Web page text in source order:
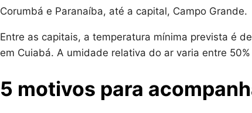
Corumbá e Paranaíba, até a capital, Campo Grande.
Entre as capitais, a temperatura mínima prevista é
em Cuiabá. A umidade relativa do ar varia entre 50%
5 motivos para